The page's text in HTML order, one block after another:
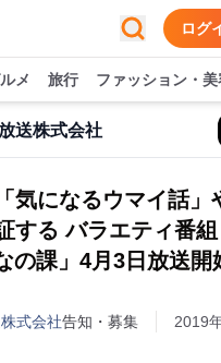
ログ
メ 旅行 ファッション・美
送株式会社
気になるウマイ話」
する バラエティ番
の課」4月3日放送開
式会社告知・募集 2019